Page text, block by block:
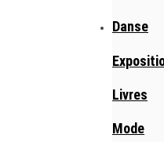
Danse
Livres
Mode